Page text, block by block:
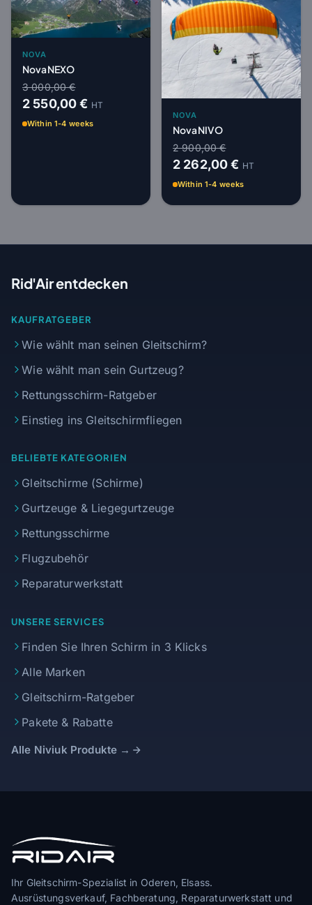
NOVA
Nova NEXO
3 000,00 €
2 550,00 € HT
Within 1-4 weeks
NOVA
Nova NIVO
2 900,00 €
2 262,00 € HT
Within 1-4 weeks
Rid'Air entdecken
KAUFRATGEBER
Wie wählt man seinen Gleitschirm?
Wie wählt man sein Gurtzeug?
Rettungsschirm-Ratgeber
Einstieg ins Gleitschirmfliegen
BELIEBTE KATEGORIEN
Gleitschirme (Schirme)
Gurtzeuge & Liegegurtzeuge
Rettungsschirme
Flugzubehör
Reparaturwerkstatt
UNSERE SERVICES
Finden Sie Ihren Schirm in 3 Klicks
Alle Marken
Gleitschirm-Ratgeber
Pakete & Rabatte
Alle Niviuk Produkte →
Ihr Gleitschirm-Spezialist in Oderen, Elsass.
Ausrüstungsverkauf, Fachberatung, Reparaturwerkstatt und